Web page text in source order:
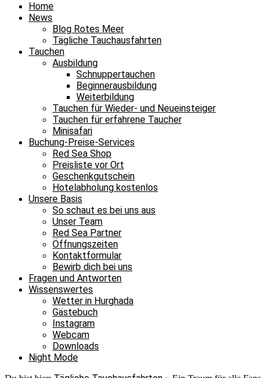
Home
News
Blog Rotes Meer
Tägliche Tauchausfahrten
Tauchen
Ausbildung
Schnuppertauchen
Beginnerausbildung
Weiterbildung
Tauchen für Wieder- und Neueinsteiger
Tauchen für erfahrene Taucher
Minisafari
Buchung-Preise-Services
Red Sea Shop
Preisliste vor Ort
Geschenkgutschein
Hotelabholung kostenlos
Unsere Basis
So schaut es bei uns aus
Unser Team
Red Sea Partner
Öffnungszeiten
Kontaktformular
Bewirb dich bei uns
Fragen und Antworten
Wissenswertes
Wetter in Hurghada
Gästebuch
Instagram
Webcam
Downloads
Night Mode